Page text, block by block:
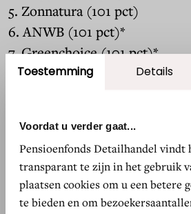
Toestemming Details
Voordat u verder gaat...
Pensioenfonds Detailhandel vindt
transparant te zijn in het gebruik
plaatsen cookies om u een betere
te bieden en om
5. Zonnatura (101 pct)
6. ANWB (101 pct)*
7. Greenchoice (101 pct)*
8. Dille & Kamille (98 pct)*
*Tevens categoriewinnaar
Over het onderzoek